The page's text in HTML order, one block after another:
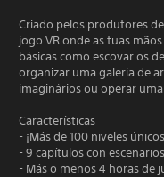
Criado pelos produtores de
jogo VR onde as tuas
básicas como escovar os
organizar uma galeria de
imaginários ou operar
Características
- ¡Más de 100 niveles
- 9 capítulos con
- Más o menos 4 horas de